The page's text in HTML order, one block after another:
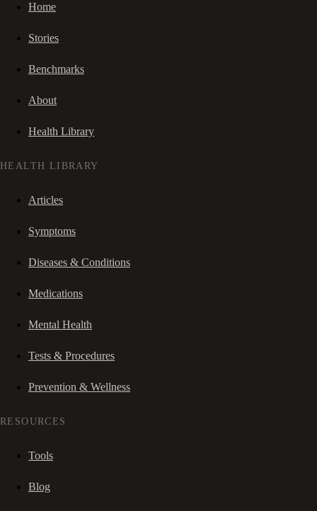
Home
Stories
Benchmarks
About
Health Library
HEALTH LIBRARY
Articles
Symptoms
Diseases & Conditions
Medications
Mental Health
Tests & Procedures
Prevention & Wellness
RESOURCES
Tools
Blog